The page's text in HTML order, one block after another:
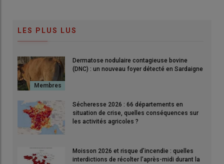
LES PLUS LUS
Dermatose nodulaire contagieuse bovine
(DNC) : un nouveau foyer détecté en Sardaigne
Sécheresse 2026 : 66 départements en
situation de crise, quelles conséquences sur
les activités agricoles ?
Moisson 2026 et risque d’incendie : quelles
interdictions de récolter l’après-midi durant la